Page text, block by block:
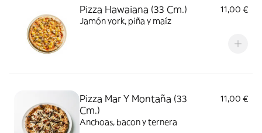
Pizza Hawaiana (33 Cm.)
11,00 €
Jamón york, piña y maíz
Pizza Mar Y Montaña (33
Cm.)
11,00 €
Anchoas, bacon y ternera